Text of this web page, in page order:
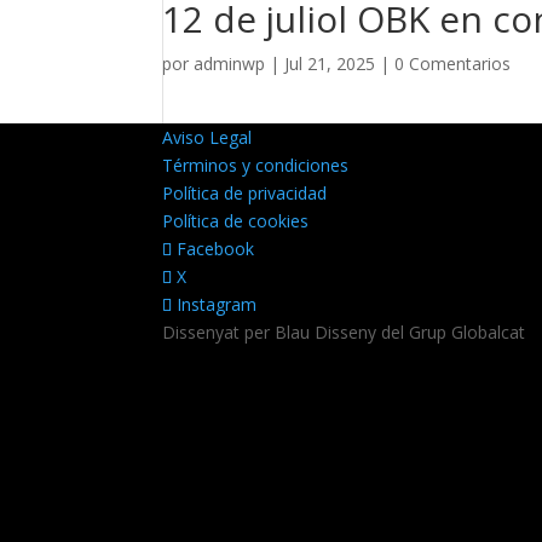
12 de juliol OBK en
por adminwp | Jul 21, 2025 | 0 Comentarios
Aviso Legal
Términos y condiciones
Política de privacidad
Política de cookies
Facebook
X
Instagram
Dissenyat per Blau Disseny del Grup Globalcat